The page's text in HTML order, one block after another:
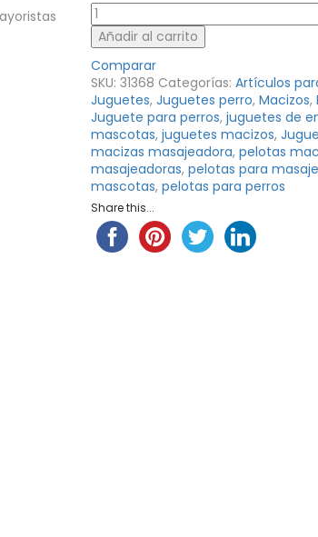
Pelota
Maciza
Masajeadora
Para
Perro
Mayoristas
PetOutlet
cantidad
Añadir al carrito
Comparar
SKU: 31368 Categorías: Artículos
Juguetes, Juguetes perro, Macizos,
Juguete para perros, juguetes de
mascotas, juguetes macizos,
macizas masajeadora, pelotas
masajeadoras, pelotas para
mascotas, pelotas para perros
Share this...
Pala Recogedora
Para Gatos May ...
IVA INCLUIDO
Para
$5,910 IVA
Quick view